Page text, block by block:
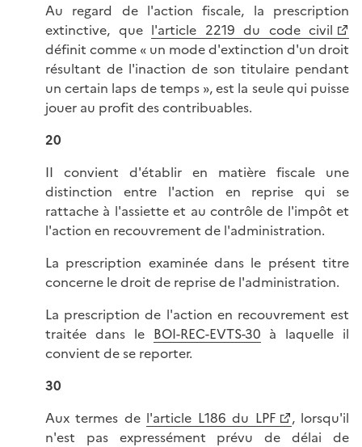
Au regard de l'action fiscale, la prescription
extinctive, que l'article 2219 du code civil
définit comme « un mode d'extinction d'un droit
résultant de l'inaction de son titulaire pendant
un certain laps de temps », est la seule qui puisse
jouer au profit des contribuables.
20
II convient d'établir en matière fiscale une
distinction entre l'action en reprise qui se
rattache à l'assiette et au contrôle de l'impôt et
l'action en recouvrement de l'administration.
La prescription examinée dans le présent titre
concerne le droit de reprise de l'administration.
La prescription de l'action en recouvrement est
traitée dans le BOI-REC-EVTS-30 à laquelle il
convient de se reporter.
30
Aux termes de l'article L186 du LPF
, lorsqu'il
n'est pas expressément prévu de délai de